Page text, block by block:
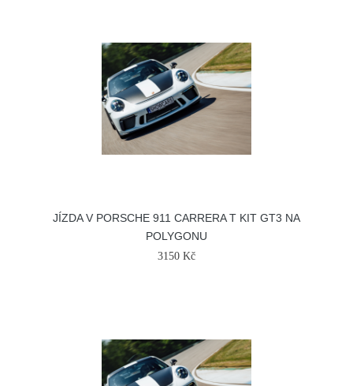
JÍZDA V PORSCHE 911 CARRERA T KIT GT3 NA
POLYGONU
3150 Kč